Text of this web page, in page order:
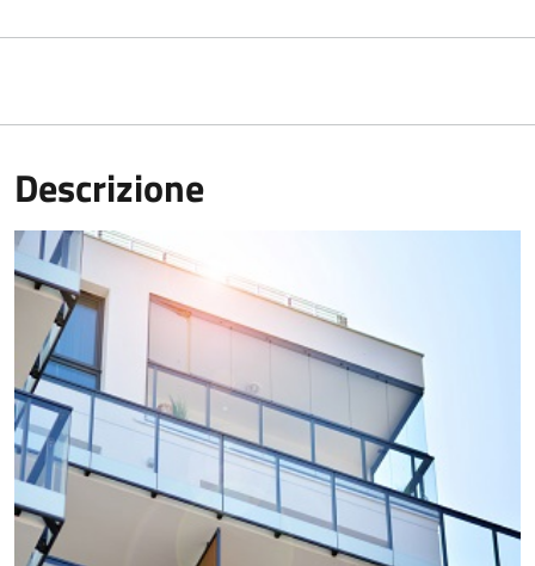
Descrizione